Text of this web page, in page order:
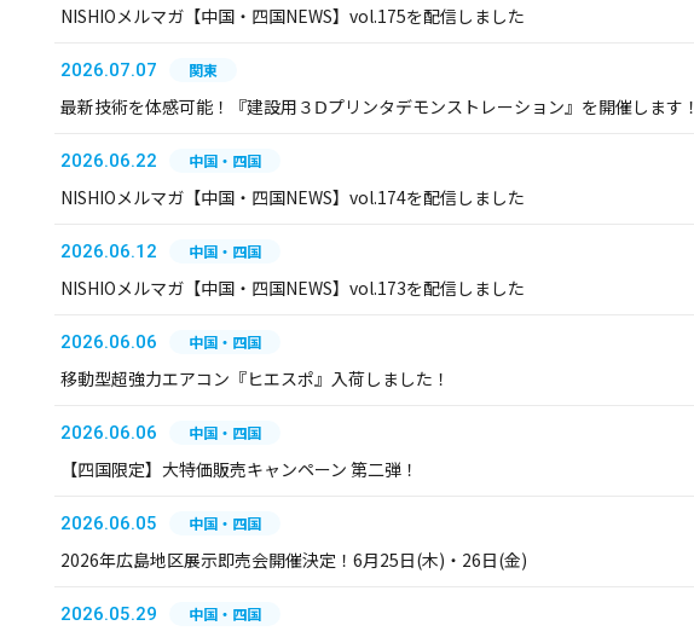
NISHIOメルマガ【中国・四国NEWS】vol.175を配信しました
2026.07.07 関東
最新技術を体感可能！『建設用３Ⅾプリンタデモンストレーション』を開催します！
2026.06.22 中国・四国
NISHIOメルマガ【中国・四国NEWS】vol.174を配信しました
2026.06.12 中国・四国
NISHIOメルマガ【中国・四国NEWS】vol.173を配信しました
2026.06.06 中国・四国
移動型超強力エアコン『ヒエスポ』入荷しました！
2026.06.06 中国・四国
【四国限定】大特価販売キャンペーン 第二弾！
2026.06.05 中国・四国
2026年広島地区展示即売会開催決定！6月25日(木)・26日(金)
2026.05.29 中国・四国